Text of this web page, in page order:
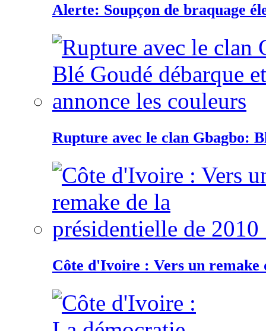
Alerte: Soupçon de braquage
Rupture avec le clan Gbagbo:
Côte d'Ivoire : Vers un remake